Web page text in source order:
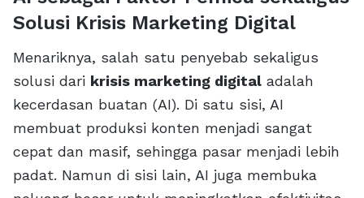
Solusi Krisis Marketing Digital
Menariknya, salah satu penyebab sekaligus
solusi dari krisis marketing digital adalah
kecerdasan buatan (AI). Di satu sisi, AI
membuat produksi konten menjadi sangat
cepat dan masif, sehingga pasar menjadi lebih
padat. Namun di sisi lain, AI juga membuka